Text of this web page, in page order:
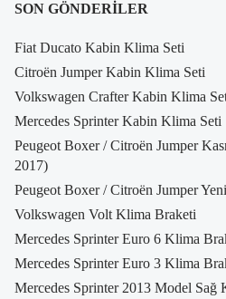
SON GÖNDERILER
Fiat Ducato Kabin Klima Seti
Citroën Jumper Kabin Klima Seti
Volkswagen Crafter Kabin Klima
Mercedes Sprinter Kabin Klima Seti
Peugeot Boxer / Citroën Jumper
2017)
Peugeot Boxer / Citroën Jumper
Volkswagen Volt Klima Braketi
Mercedes Sprinter Euro 6 Klima
Mercedes Sprinter Euro 3 Klima
Mercedes Sprinter 2013 Model Sağ